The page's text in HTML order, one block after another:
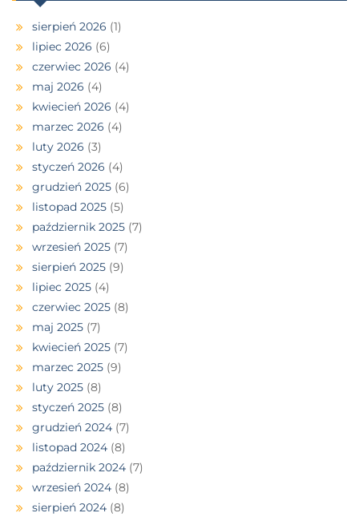
sierpień 2026 (1)
lipiec 2026 (6)
czerwiec 2026 (4)
maj 2026 (4)
kwiecień 2026 (4)
marzec 2026 (4)
luty 2026 (3)
styczeń 2026 (4)
grudzień 2025 (6)
listopad 2025 (5)
październik 2025 (7)
wrzesień 2025 (7)
sierpień 2025 (9)
lipiec 2025 (4)
czerwiec 2025 (8)
maj 2025 (7)
kwiecień 2025 (7)
marzec 2025 (9)
luty 2025 (8)
styczeń 2025 (8)
grudzień 2024 (7)
listopad 2024 (8)
październik 2024 (7)
wrzesień 2024 (8)
sierpień 2024 (8)